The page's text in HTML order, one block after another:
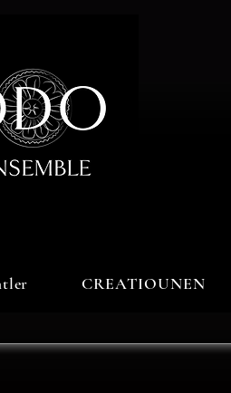
CREATIOUNEN